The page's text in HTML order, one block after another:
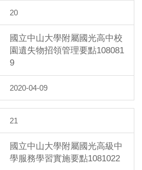
20
國立中山大學附屬國光高中校
園遺失物招領管理要點108081
9
2020-04-09
21
國立中山大學附屬國光高級中
學服務學習實施要點1081022